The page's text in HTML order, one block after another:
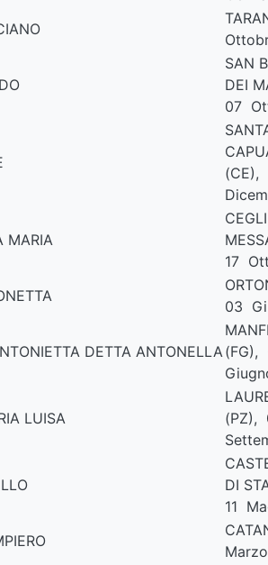
SAN
DEI
07
MARIA
17
03
DETTA ANTONELLA(FG),
LUISA
(PZ),
DI
11